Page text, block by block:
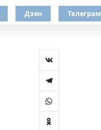
Дзен Телеграм